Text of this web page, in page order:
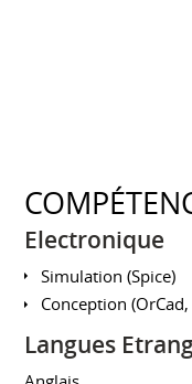
Electronique
Simulation (Spice)
Conception
Langues